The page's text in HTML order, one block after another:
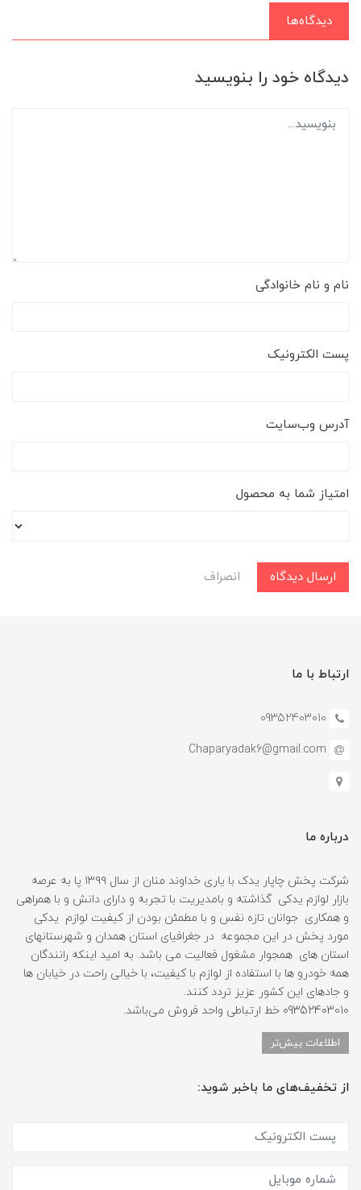
دیدگاه‌ها
دیدگاه خود را بنویسید
نام و نام خانوادگی
پست الکترونیک
آدرس وب‌سایت
امتیاز شما به محصول
ارسال دیدگاه انصراف
ارتباط با ما
09352403010
Chaparyadak6@gmail.com
درباره ما
شرکت پخش چاپار یدک با یاری خداوند منان از سال ۱۳۹۹ پا به عرصه
بازار لوازم یدکی گذاشته و بامدیریت با تجربه و دارای دانش و با همراهی
و همکاری جوانان تازه نفس و با مطمئن بودن از کیفیت لوازم یدکی
مورد پخش در این مجموعه در جغرافیای استان همدان و شهرستانهای
استان های همجوار مشغول فعالیت می باشد. به امید اینکه رانندگان
همه خودرو ها با استفاده از لوازم با کیفیت، با خیالی راحت در خیابان ها
و جادهای این کشور عزیز تردد کنند.
09352403010 خط ارتباطی واحد فروش می‌باشد.
اطلاعات بیش‌تر
از تخفیف‌های ما باخبر شوید: